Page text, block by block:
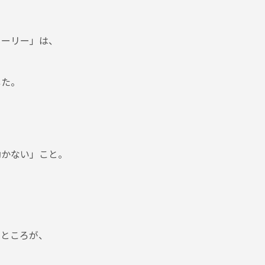
リー」は、
。
ない」こと。
ころが、